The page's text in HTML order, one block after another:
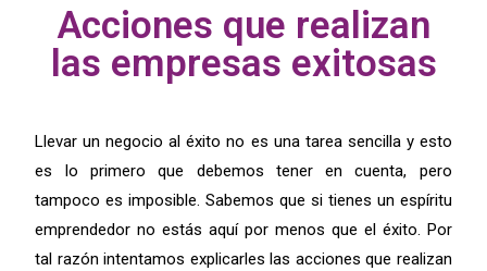
Acciones que realizan
las empresas exitosas
Llevar un negocio al éxito no es una tarea sencilla y esto
es lo primero que debemos tener en cuenta, pero
tampoco es imposible. Sabemos que si tienes un espíritu
emprendedor no estás aquí por menos que el éxito. Por
tal razón intentamos explicarles las acciones que realizan